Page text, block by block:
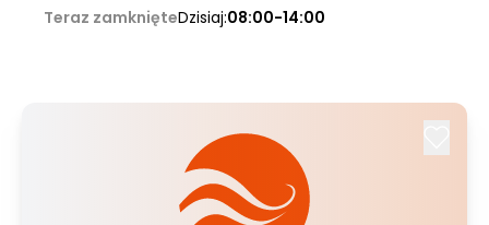
Teraz zamknięteDzisiaj:08:00-14:00